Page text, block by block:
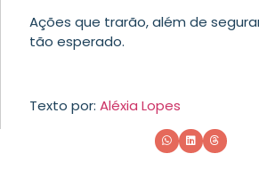
Ações que trarão, além de
tão esperado.
Texto por: Aléxia Lopes